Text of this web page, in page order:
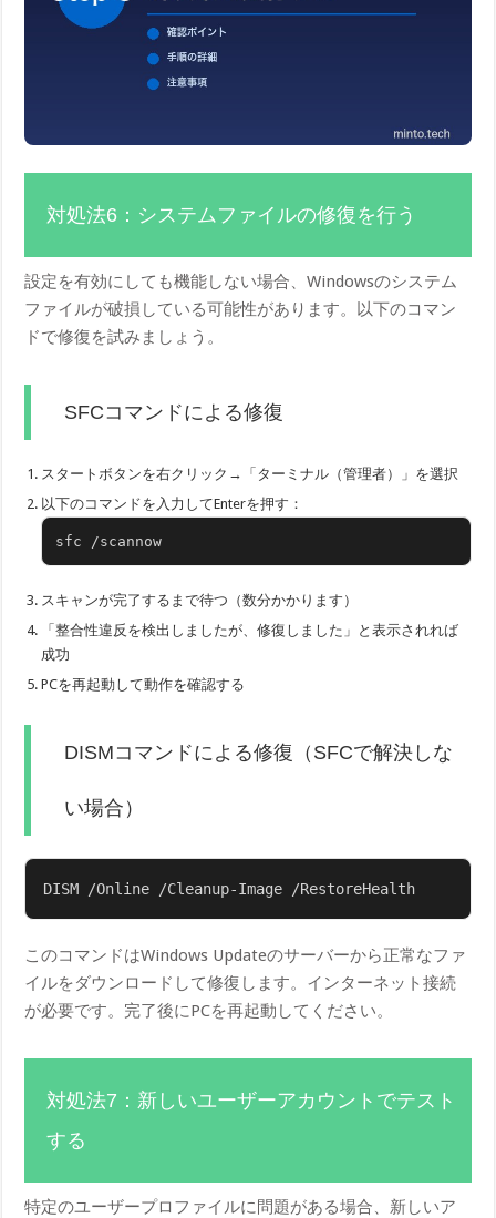
対処法6：システムファイルの修復を行う
設定を有効にしても機能しない場合、Windowsのシステム
ファイルが破損している可能性があります。以下のコマン
ドで修復を試みましょう。
SFCコマンドによる修復
スタートボタンを右クリック→「ターミナル（管理者）」を選択
以下のコマンドを入力してEnterを押す：
sfc /scannow
スキャンが完了するまで待つ（数分かかります）
「整合性違反を検出しましたが、修復しました」と表示されれば
成功
PCを再起動して動作を確認する
DISMコマンドによる修復（SFCで解決しな
い場合）
このコマンドはWindows Updateのサーバーから正常なファ
イルをダウンロードして修復します。インターネット接続
が必要です。完了後にPCを再起動してください。
対処法7：新しいユーザーアカウントでテスト
する
特定のユーザープロファイルに問題がある場合、新しいア